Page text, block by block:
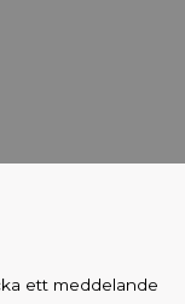
ett meddelande